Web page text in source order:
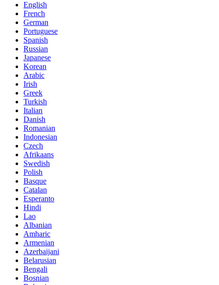
English
French
German
Portuguese
Spanish
Russian
Japanese
Korean
Arabic
Irish
Greek
Turkish
Italian
Danish
Romanian
Indonesian
Czech
Afrikaans
Swedish
Polish
Basque
Catalan
Esperanto
Hindi
Lao
Albanian
Amharic
Armenian
Azerbaijani
Belarusian
Bengali
Bosnian